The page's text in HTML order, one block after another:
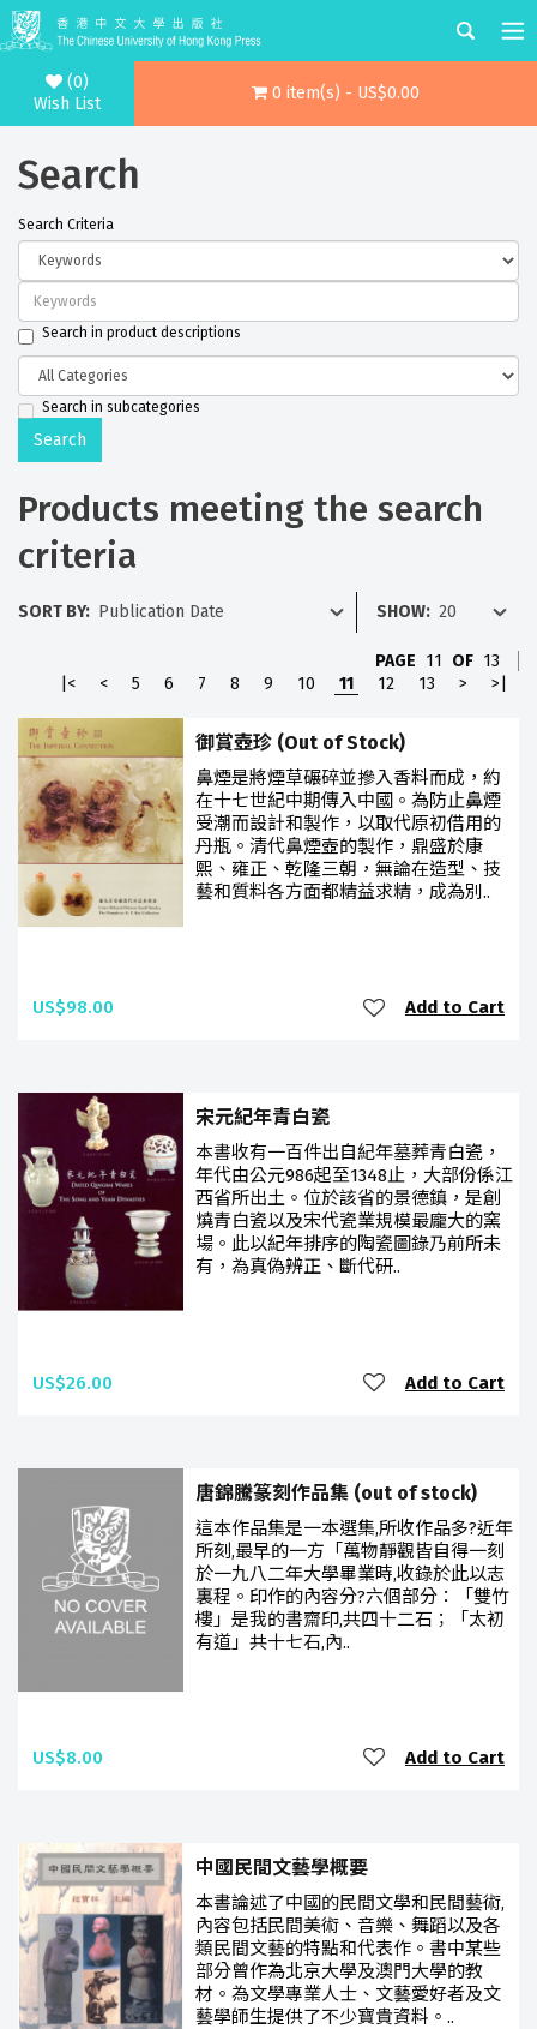
(0)
Wish List
0 item(s) - US$0.00
Search
Search Criteria
Search in product descriptions
Search in subcategories
Products meeting the search
criteria
SORT BY: SHOW:
PAGE 11 OF 13
|<
< 5 6 7 8 9 10 11 12 13 > >|
御賞壺珍 (Out of Stock)
鼻煙是將煙草碾碎並摻入香料而成，約
在十七世紀中期傳入中國。為防止鼻煙
受潮而設計和製作，以取代原初借用的
丹瓶。清代鼻煙壺的製作，鼎盛於康
熙、雍正、乾隆三朝，無論在造型、技
藝和質料各方面都精益求精，成為別..
US$98.00 Add to Cart
宋元紀年青白瓷
本書收有一百件出自紀年墓葬青白瓷，
年代由公元986起至1348止，大部份係江
西省所出土。位於該省的景德鎮，是創
燒青白瓷以及宋代瓷業規模最龐大的窯
場。此以紀年排序的陶瓷圖錄乃前所未
有，為真偽辨正、斷代研..
US$26.00 Add to Cart
唐錦騰篆刻作品集 (out of stock)
這本作品集是一本選集,所收作品多?近年
所刻,最早的一方「萬物靜觀皆自得一刻
於一九八二年大學畢業時,收錄於此以志
裏程。印作的內容分?六個部分：「雙竹
樓」是我的書齋印,共四十二石；「太初
有道」共十七石,內..
US$8.00 Add to Cart
中國民間文藝學概要
本書論述了中國的民間文學和民間藝術,
內容包括民間美術、音樂、舞蹈以及各
類民間文藝的特點和代表作。書中某些
部分曾作為北京大學及澳門大學的教
材。為文學專業人士、文藝愛好者及文
藝學師生提供了不少寶貴資料。..